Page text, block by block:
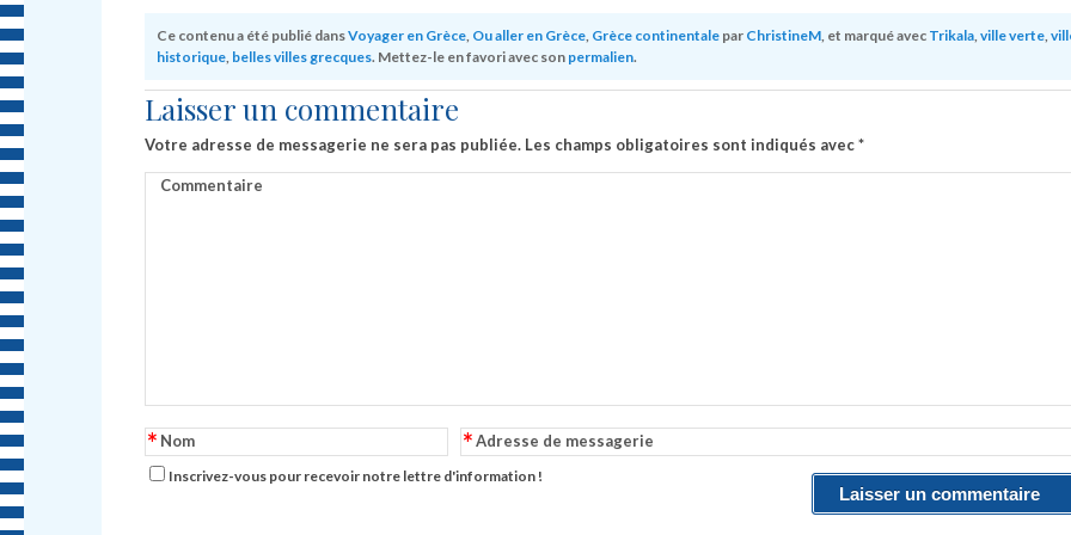
Ce contenu a été publié dansVoyager en Grèce Ou aller en Grèce Grèce continentale par ChristineM , et marqué avec Trikala ,ville verte ,
historique belles villes grecques. Mettez-le en favori avec son permalien.
Laisser un commentaire
Votre adresse de messagerie ne sera pas publiée. Les champs obligatoires sont indiqués avec*
Commentaire
Nom
* Adresse de messagerie
*
Inscrivez-vous pour recevoir notre lettre d'information !